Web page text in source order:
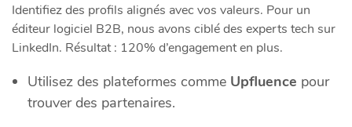
Identifiez des profils alignés avec vos valeurs. Pour un
éditeur logiciel B2B, nous avons ciblé des experts tech sur
LinkedIn. Résultat : 120% d’engagement en plus.
Utilisez des plateformes comme Upfluence pour
trouver des partenaires.